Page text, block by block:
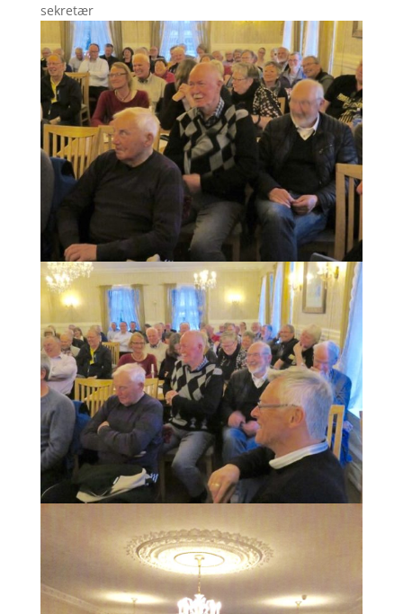
sekretær